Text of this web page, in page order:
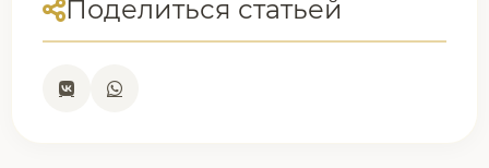
Поделиться статьей